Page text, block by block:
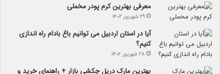
معرفی بهترین کرم پودر مخملی
۲۹ شهریور ۱۴۰۲
آیا در استان اردبیل می توانیم باغ بادام راه اندازی
کنیم؟
۲۸ شهریور ۱۴۰۲
بهترین مارک دریل چکشی بازار + راهنمای خرید و